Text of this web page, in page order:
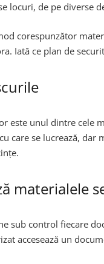
locuri, de pe diverse
corespunzător
Iată ce plan de
este unul dintre cele
care se lucrează,
materialele
sub control fiecare
accesează un